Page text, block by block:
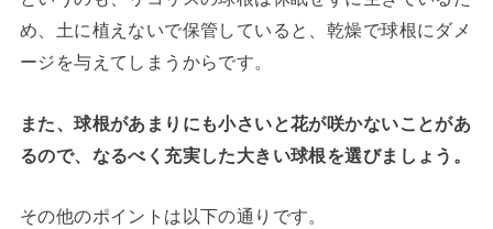
め、土に植えないで保管していると、乾燥で球根にダメ
ージを与えてしまうからです。
また、球根があまりにも小さいと花が咲かないことがあ
るので、なるべく充実した大きい球根を選びましょう。
その他のポイントは以下の通りです。